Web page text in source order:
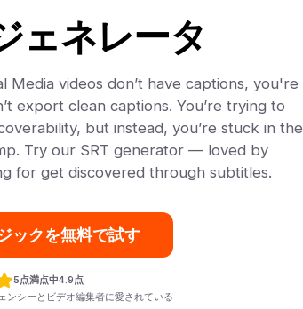
ェネレータ
Media videos don’t have captions, you're
export clean captions. You’re trying to
but instead, you’re stuck in the
Try our SRT generator — loved by
for get discovered through subtitles.
ックを無料で試す
5点満点中4.9点
ンシーとビデオ編集者に愛されている